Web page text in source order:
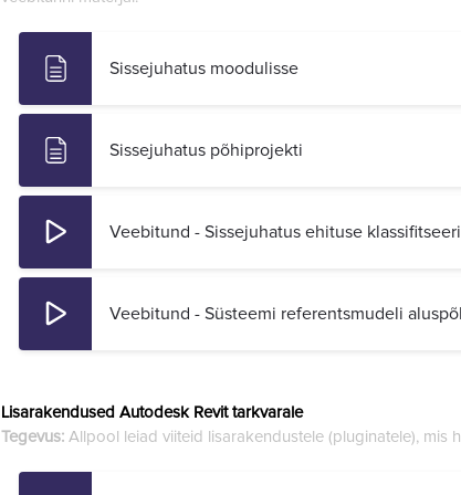
Sissejuhatus moodulisse
Sissejuhatus põhiprojekti
Veebitund - Sissejuhatus ehituse
Veebitund - Süsteemi referentsmudeli
Lisarakendused Autodesk Revit tarkvarale
Tegevus: Allpool leiad viiteid lisarakendustele (pluginatele), mis